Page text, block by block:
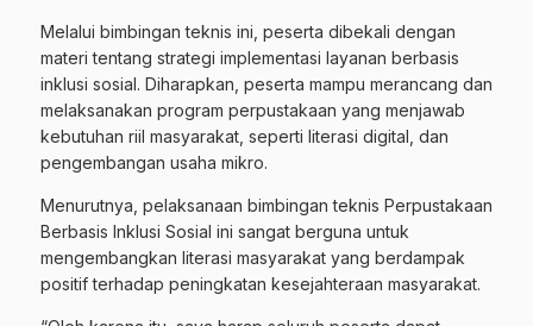
Melalui bimbingan teknis ini, peserta dibekali dengan
materi tentang strategi implementasi layanan berbasis
inklusi sosial. Diharapkan, peserta mampu merancang dan
melaksanakan program perpustakaan yang menjawab
kebutuhan riil masyarakat, seperti literasi digital, dan
pengembangan usaha mikro.
Menurutnya, pelaksanaan bimbingan teknis Perpustakaan
Berbasis Inklusi Sosial ini sangat berguna untuk
mengembangkan literasi masyarakat yang berdampak
positif terhadap peningkatan kesejahteraan masyarakat.